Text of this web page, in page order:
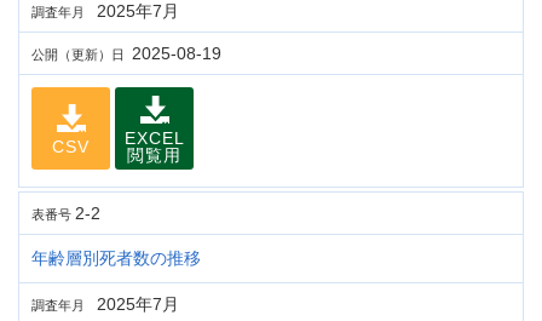
調査年月 2025年7月
公開（更新）日 2025-08-19
CSV
EXCEL
閲覧用
表番号 2-2
年齢層別死者数の推移
調査年月 2025年7月